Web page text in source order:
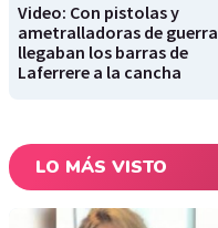
Video: Con pistolas y
ametralladoras de guerra
llegaban los barras de
Laferrere a la cancha
LO MÁS VISTO